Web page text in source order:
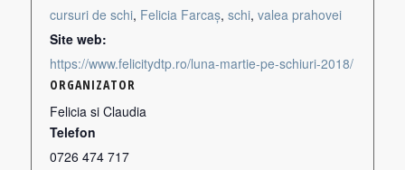
cursuri de schi, Felicia Farcaș, schi, valea prahovei
Site web:
https://www.felicitydtp.ro/luna-martie-pe-schiuri-2018/
ORGANIZATOR
Felicia si Claudia
Telefon
0726 474 717